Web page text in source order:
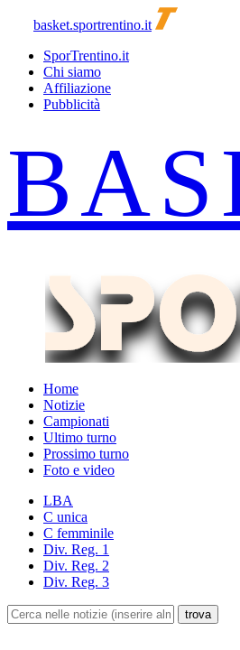
basket.sportrentino.it
SporTrentino.it
Chi siamo
Affiliazione
Pubblicità
Home
Notizie
Campionati
Ultimo turno
Prossimo turno
Foto e video
LBA
C unica
C femminile
Div. Reg. 1
Div. Reg. 2
Div. Reg. 3